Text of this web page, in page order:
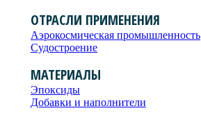
ОТРАСЛИ ПРИМЕНЕНИЯ
Аэрокосмическая промышленность
Судостроение
МАТЕРИАЛЫ
Эпоксиды
Добавки и наполнители